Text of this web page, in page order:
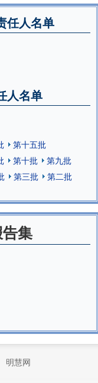
任人名单
人名单
第十五批
第十批
第九批
第三批
第二批
集
明慧网